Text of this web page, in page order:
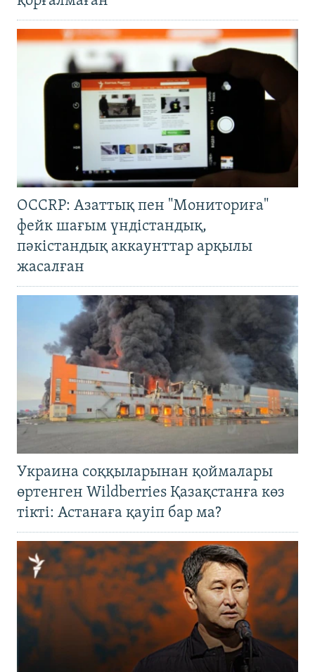
OCCRP: Азаттық пен "Мониториға"
фейк шағым үндістандық,
пәкістандық аккаунттар арқылы
жасалған
Украина соққыларынан қоймалары
өртенген Wildberries Қазақстанға көз
тікті: Астанаға қауіп бар ма?